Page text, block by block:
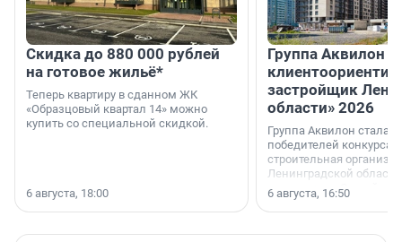
Скидка до 880 000 рублей
на готовое жильё*
Теперь квартиру в сданном ЖК
«Образцовый квартал 14» можно
купить со специальной скидкой.
6 августа, 18:00
Группа Аквилон
застройщик
области» 2026
Группа Аквилон стала
победителей конкурса
строительная
Ленинградской области
номинации «Самый
застройщик
области».
6 августа, 16:50